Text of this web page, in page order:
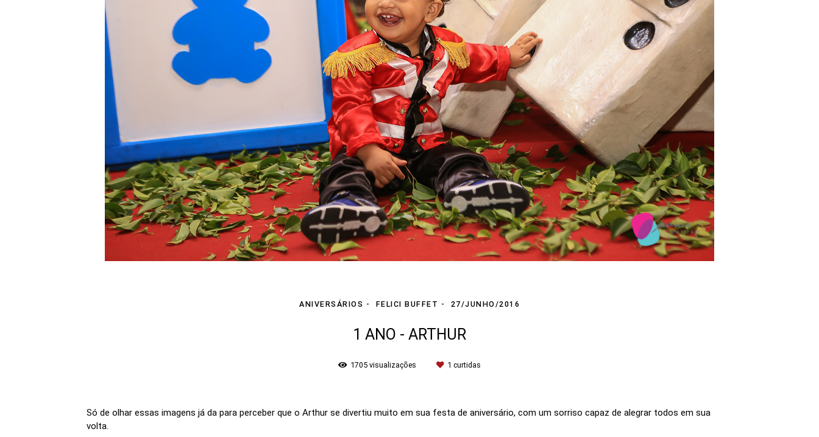
ANIVERSÁRIOS FELICI BUFFET 27/JUNHO/2016
1 ANO - ARTHUR
1705 visualizações 1 curtidas
Só de olhar essas imagens já da para perceber que o Arthur se divertiu muito em sua festa de aniversário, com um sorriso capaz de alegrar todos em sua
volta.